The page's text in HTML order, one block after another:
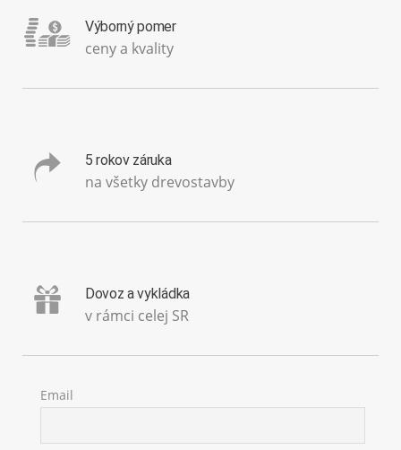
Výborný pomer
ceny a kvality
5 rokov záruka
na všetky drevostavby
Dovoz a vykládka
v rámci celej SR
Email